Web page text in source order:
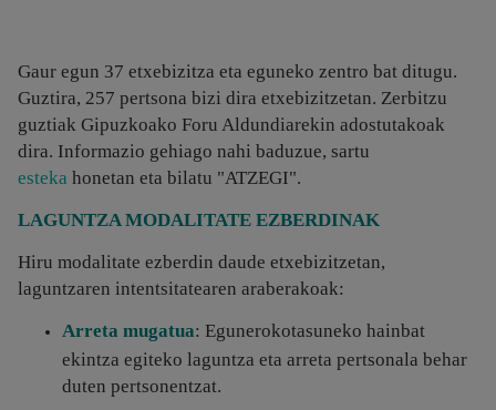
Gaur egun 37 etxebizitza eta eguneko zentro bat ditugu.
Guztira, 257 pertsona bizi dira etxebizitzetan. Zerbitzu
guztiak Gipuzkoako Foru Aldundiarekin adostutakoak
dira. Informazio gehiago nahi baduzue, sartu
esteka honetan eta bilatu "ATZEGI".
LAGUNTZA MODALITATE EZBERDINAK
Hiru modalitate ezberdin daude etxebizitzetan,
laguntzaren intentsitatearen araberakoak:
Arreta mugatua: Egunerokotasuneko hainbat
ekintza egiteko laguntza eta arreta pertsonala behar
duten pertsonentzat.